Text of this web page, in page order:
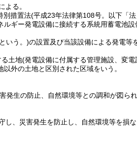
よる。
別措置法(平成23年法律第108号。以下「
ルギー発電設備に接続する系統用蓄電池設
いう。)の設置及び当該設備による発電等
土地(発電設備に付属する管理施設、変
外の土地と区別された区域をいう。
発生の防止、自然環境等との調和が図ら
、災害発生を防止し、自然環境等を損